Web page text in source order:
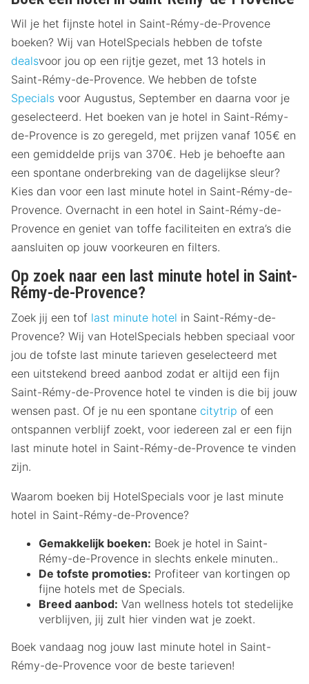
Wil je het fijnste hotel in Saint-Rémy-de-Provence
boeken? Wij van HotelSpecials hebben de tofste
dealsvoor jou op een rijtje gezet, met 13 hotels in
Saint-Rémy-de-Provence. We hebben de tofste
Specials voor Augustus, September en daarna voor je
geselecteerd. Het boeken van je hotel in Saint-Rémy-
de-Provence is zo geregeld, met prijzen vanaf 105€ en
een gemiddelde prijs van 370€. Heb je behoefte aan
een spontane onderbreking van de dagelijkse sleur?
Kies dan voor een last minute hotel in Saint-Rémy-de-
Provence. Overnacht in een hotel in Saint-Rémy-de-
Provence en geniet van toffe faciliteiten en extra’s die
aansluiten op jouw voorkeuren en filters.
Op zoek naar een last minute hotel in Saint-
Rémy-de-Provence?
Zoek jij een tof last minute hotel in Saint-Rémy-de-
Provence? Wij van HotelSpecials hebben speciaal voor
jou de tofste last minute tarieven geselecteerd met
een uitstekend breed aanbod zodat er altijd een fijn
Saint-Rémy-de-Provence hotel te vinden is die bij jouw
wensen past. Of je nu een spontane citytrip of een
ontspannen verblijf zoekt, voor iedereen zal er een fijn
last minute hotel in Saint-Rémy-de-Provence te vinden
zijn.
Waarom boeken bij HotelSpecials voor je last minute
hotel in Saint-Rémy-de-Provence?
Gemakkelijk boeken: Boek je hotel in Saint-
Rémy-de-Provence in slechts enkele minuten..
De tofste promoties: Profiteer van kortingen op
fijne hotels met de Specials.
Breed aanbod: Van wellness hotels tot stedelijke
verblijven, jij zult hier vinden wat je zoekt.
Boek vandaag nog jouw last minute hotel in Saint-
Rémy-de-Provence voor de beste tarieven!